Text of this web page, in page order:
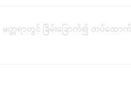
မတ္တရာတွင် ခြိမ်းခြောက်၍ တပ်ထော